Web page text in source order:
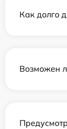
Как долго
Возможен